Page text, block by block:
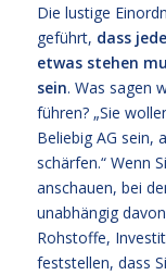
Die lustige
geführt, dass
etwas stehen
sein. Was sagen
führen? „Sie
Beliebig AG sein,
schärfen.“ Wenn
anschauen, bei
unabhängig
Rohstoffe,
feststellen, dass